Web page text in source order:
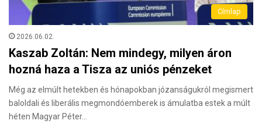
Címlap
2026.06.02.
Kaszab Zoltán: Nem mindegy, milyen áron
hozná haza a Tisza az uniós pénzeket
Még az elmúlt hetekben és hónapokban józanságukról megismert
baloldali és liberális megmondóemberek is ámulatba estek a múlt
héten Magyar Péter…